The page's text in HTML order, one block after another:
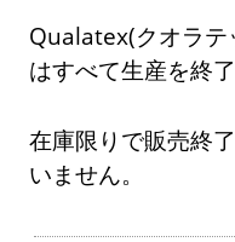
Qualatex(クオラテ
はすべて生産を終
在庫限りで販売終
いません。